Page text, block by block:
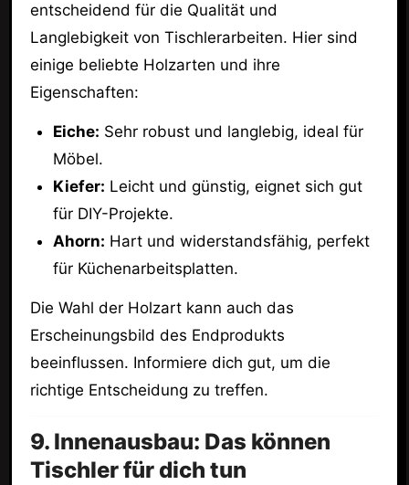
entscheidend für die Qualität und
Langlebigkeit von Tischlerarbeiten. Hier sind
einige beliebte Holzarten und ihre
Eigenschaften:
Eiche: Sehr robust und langlebig, ideal für
Möbel.
Kiefer: Leicht und günstig, eignet sich gut
für DIY-Projekte.
Ahorn: Hart und widerstandsfähig, perfekt
für Küchenarbeitsplatten.
Die Wahl der Holzart kann auch das
Erscheinungsbild des Endprodukts
beeinflussen. Informiere dich gut, um die
richtige Entscheidung zu treffen.
9. Innenausbau: Das können
Tischler für dich tun